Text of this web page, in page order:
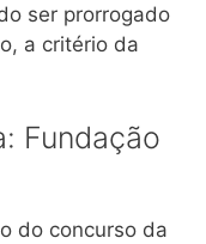
ser prorrogado
a critério da
Fundação
do concurso da